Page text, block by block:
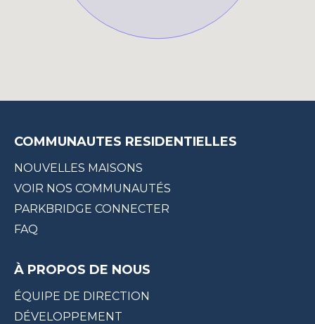
COMMUNAUTES RESIDENTIELLES
NOUVELLES MAISONS
VOIR NOS COMMUNAUTÉS
PARKBRIDGE CONNECTER
FAQ
À PROPOS DE NOUS
ÉQUIPE DE DIRECTION
DÉVELOPPEMENT